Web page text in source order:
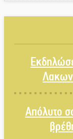
Απόλυτο